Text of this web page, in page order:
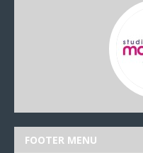
FOOTER MENU